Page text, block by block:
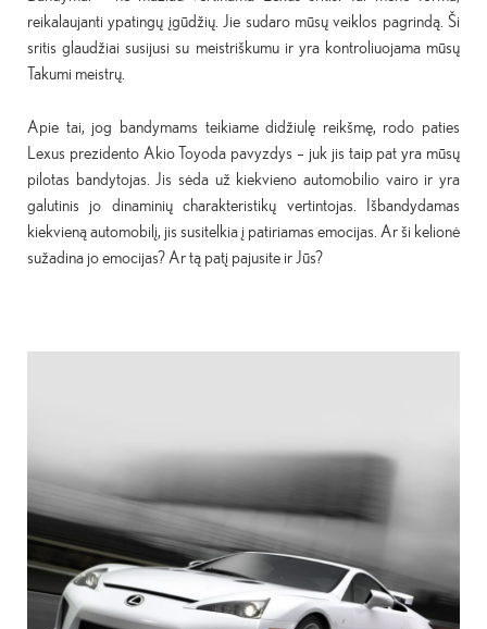
reikalaujanti ypatingų įgūdžių. Jie sudaro mūsų veiklos pagrindą. Ši
sritis glaudžiai susijusi su meistriškumu ir yra kontroliuojama mūsų
Takumi meistrų.
Apie tai, jog bandymams teikiame didžiulę reikšmę, rodo paties
Lexus prezidento Akio Toyoda pavyzdys – juk jis taip pat yra mūsų
pilotas bandytojas. Jis sėda už kiekvieno automobilio vairo ir yra
galutinis jo dinaminių charakteristikų vertintojas. Išbandydamas
kiekvieną automobilį, jis susitelkia į patiriamas emocijas. Ar ši kelionė
sužadina jo emocijas? Ar tą patį pajusite ir Jūs?